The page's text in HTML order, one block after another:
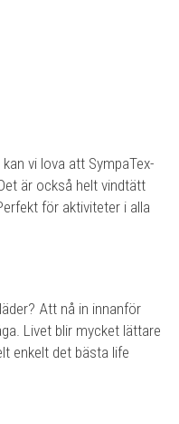
vi lova att SympaTex-
är också helt vindtätt
för aktiviteter i alla
Att nå in innanför
Livet blir mycket lättare
enkelt det bästa life